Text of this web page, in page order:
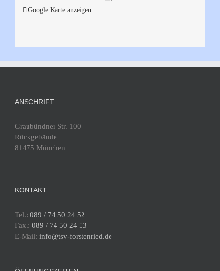
Google Karte anzeigen
ANSCHRIFT
Graubündner Str. 100
Rückgebäude
81475 München
KONTAKT
Tel.: 089 / 74 50 24 52
Fax.: 089 / 74 50 24 53
E-Mail: info@tsv-forstenried.de